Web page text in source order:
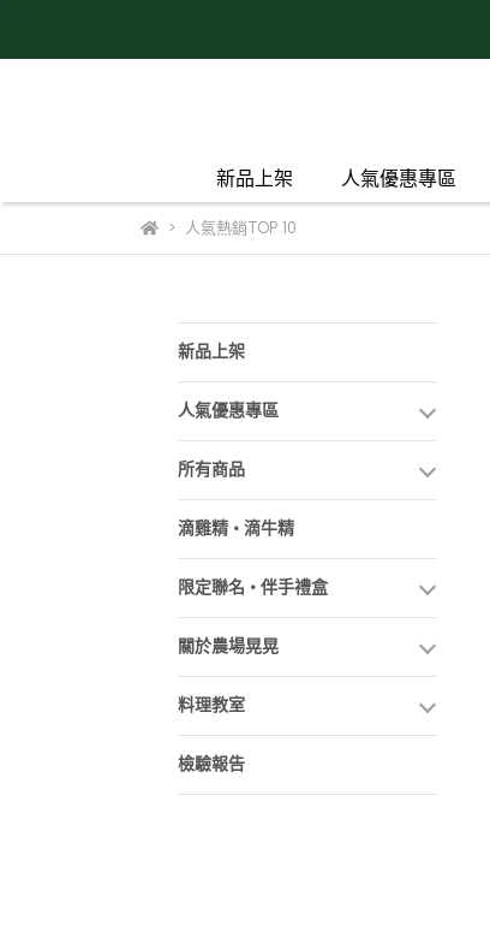
新品上架 人氣優惠專區
人氣熱銷TOP 10
新品上架
人氣優惠專區
所有商品
滴雞精 • 滴牛精
限定聯名 • 伴手禮盒
關於農場晃晃
料理教室
檢驗報告